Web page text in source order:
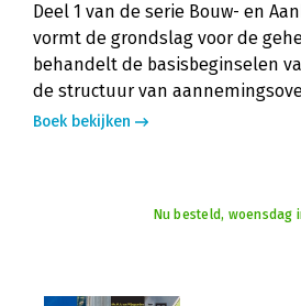
Deel 1 van de serie Bouw- en
vormt de grondslag voor de
behandelt de basisbeginselen
de structuur van
Boek bekijken
Nu besteld,